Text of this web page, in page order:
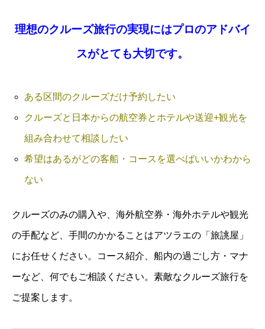
理想のクルーズ旅行の実現にはプロのアドバイ
スがとても大切です。
ある区間のクルーズだけ予約したい
クルーズと日本からの航空券とホテルや送迎+観光を
組み合わせて相談したい
希望はあるがどの客船・コースを選べばいいかわから
ない
クルーズのみの購入や、海外航空券・海外ホテルや観光
の手配など、手間のかかることはアツラエの「旅誂屋」
にお任せください。コース紹介、船内の過ごし方・マナ
ーなど、何でもご相談ください。素敵なクルーズ旅行を
ご提案します。